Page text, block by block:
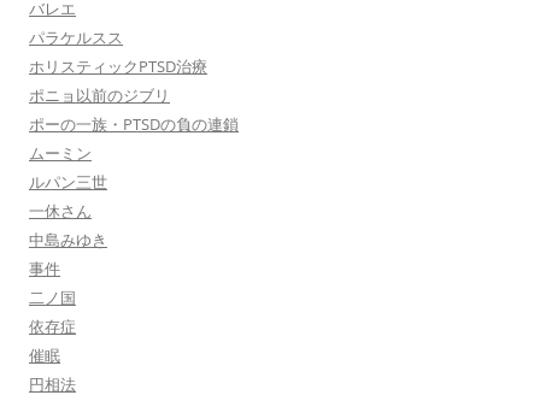
バレエ
パラケルスス
ホリスティックPTSD治療
ポニョ以前のジブリ
ポーの一族・PTSDの負の連鎖
ムーミン
ルパン三世
一休さん
中島みゆき
事件
二ノ国
依存症
催眠
円相法